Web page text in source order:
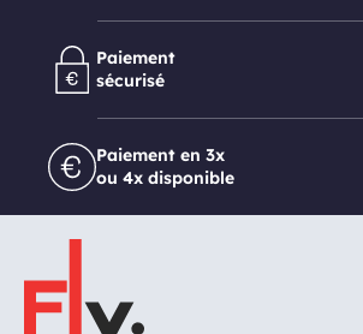
Paiement
sécurisé
Paiement en 3x
ou 4x disponible